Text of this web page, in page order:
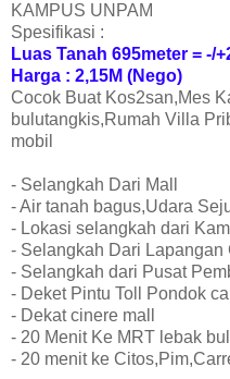
KAMPUS UNPAM
Spesifikasi :
Luas Tanah 695meter = -/
Harga : 2,15M (Nego)
Cocok Buat Kos2san,Mes
bulutangkis,Rumah Villa
mobil
- Selangkah Dari Mall
- Air tanah bagus,Udara
- Lokasi selangkah dari
- Selangkah Dari Lapangan
- Selangkah dari Pusat
- Deket Pintu Toll Pondok
- Dekat cinere mall
- 20 Menit Ke MRT lebak
- 20 menit ke